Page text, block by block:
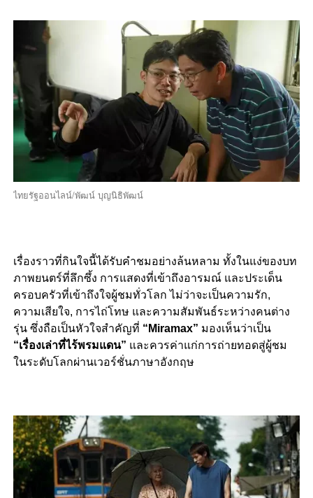
ไทยรัฐออนไลน์/พัฒน์ บุญนิธิพัฒน์
เรื่องราวที่กินใจนี้ได้รับคำชมอย่างล้นหลาม ทั้งในแง่ของบท
ภาพยนตร์ที่ลึกซึ้ง การแสดงที่เข้าถึงอารมณ์ และประเด็น
ครอบครัวที่เข้าถึงใจผู้ชมทั่วโลก ไม่ว่าจะเป็นความรัก,
ความเสียใจ, การไถ่โทษ และความสัมพันธ์ระหว่างคนต่าง
รุ่น ซึ่งถือเป็นหัวใจสำคัญที่ “Miramax” มองเห็นว่าเป็น
“เรื่องเล่าที่ไร้พรมแดน” และควรค่าแก่การถ่ายทอดสู่ผู้ชม
ในระดับโลกผ่านเวอร์ชั่นภาษาอังกฤษ